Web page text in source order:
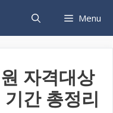
Menu
자격대상
간 총정리